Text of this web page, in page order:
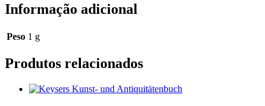
Informação adicional
Peso 1 g
Produtos relacionados